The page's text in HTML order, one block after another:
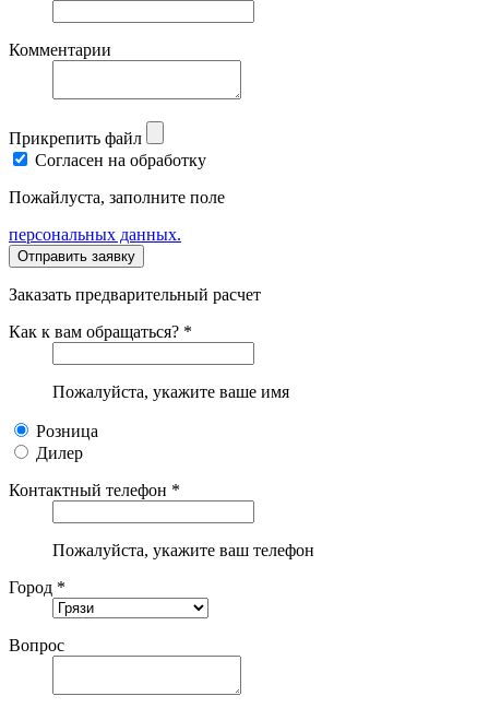
Комментарии
Прикрепить файл
Согласен на обработку
Пожайлуста, заполните поле
персональных данных.
Заказать предварительный расчет
Как к вам обращаться? *
Пожалуйста, укажите ваше имя
Розница
Дилер
Контактный телефон *
Пожалуйста, укажите ваш телефон
Город *
Вопрос